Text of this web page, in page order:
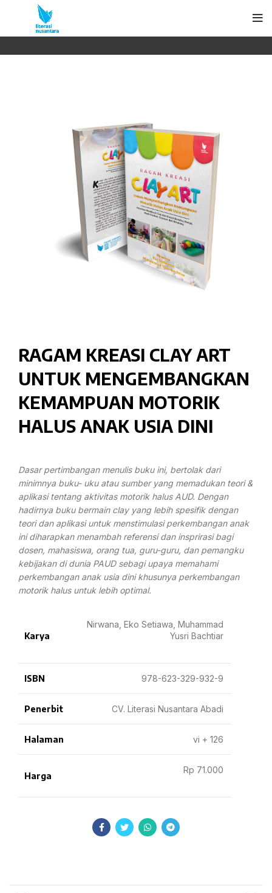
RAGAM KREASI CLAY ART
UNTUK MENGEMBANGKAN
KEMAMPUAN MOTORIK
HALUS ANAK USIA DINI
Dasar pertimbangan menulis buku ini, bertolak dari
minimnya buku- uku atau sumber yang memadukan teori &
aplikasi tentang aktivitas motorik halus AUD. Dengan
hadirnya buku bermain clay yang lebih spesifik dengan
teori dan aplikasi untuk menstimulasi perkembangan anak
ini diharapkan menambah referensi dan insprirasi bagi
dosen, mahasiswa, orang tua, guru-guru, dan pemangku
kebijakan di dunia PAUD sebagi upaya memahami
perkembangan anak usia dini khusunya perkembangan
motorik halus untuk lebih optimal.
Karya
Nirwana, Eko Setiawa, Muhammad
Yusri Bachtiar
ISBN 978-623-329-932-9
Penerbit CV. Literasi Nusantara Abadi
Halaman vi + 126
Harga
Rp 71.000